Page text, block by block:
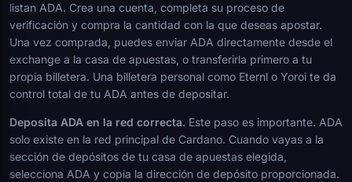
listan ADA. Crea una cuenta, completa su proceso de
verificación y compra la cantidad con la que deseas apostar.
Una vez comprada, puedes enviar ADA directamente desde el
exchange a la casa de apuestas, o transferirla primero a tu
propia billetera. Una billetera personal como Eternl o Yoroi te da
control total de tu ADA antes de depositar.
Deposita ADA en la red correcta. Este paso es importante. ADA
solo existe en la red principal de Cardano. Cuando vayas a la
sección de depósitos de tu casa de apuestas elegida,
selecciona ADA y copia la dirección de depósito proporcionada.